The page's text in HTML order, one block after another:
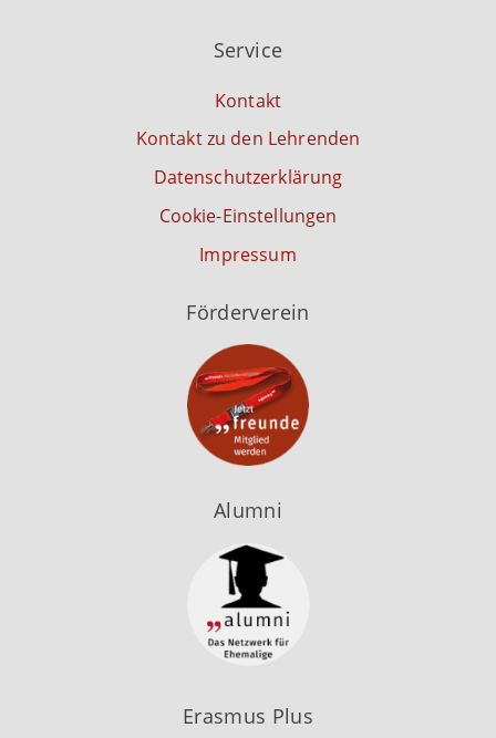
Service
Kontakt
Kontakt zu den Lehrenden
Datenschutzerklärung
Cookie-Einstellungen
Impressum
Förderverein
Alumni
Erasmus Plus